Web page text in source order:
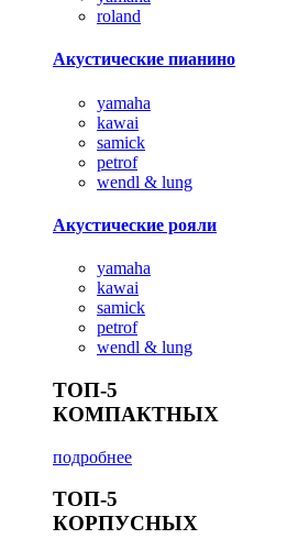
roland
Акустические пианино
yamaha
kawai
samick
petrof
wendl & lung
Акустические рояли
yamaha
kawai
samick
petrof
wendl & lung
ТОП-5
КОМПАКТНЫХ
подробнее
ТОП-5
КОРПУСНЫХ